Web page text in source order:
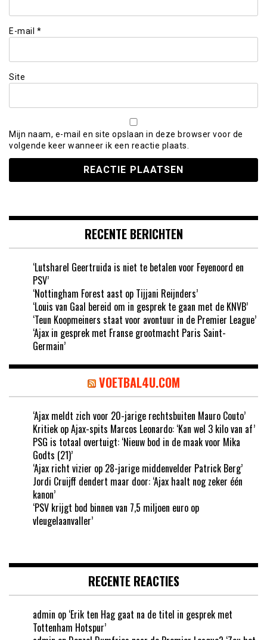
E-mail *
Site
Mijn naam, e-mail en site opslaan in deze browser voor de
volgende keer wanneer ik een reactie plaats.
RECENTE BERICHTEN
‘Lutsharel Geertruida is niet te betalen voor Feyenoord en
PSV’
‘Nottingham Forest aast op Tijjani Reijnders’
‘Louis van Gaal bereid om in gesprek te gaan met de KNVB’
‘Teun Koopmeiners staat voor avontuur in de Premier League’
‘Ajax in gesprek met Franse grootmacht Paris Saint-
Germain’
VOETBAL4U.COM
‘Ajax meldt zich voor 20-jarige rechtsbuiten Mauro Couto’
Kritiek op Ajax-spits Marcos Leonardo: ‘Kan wel 3 kilo van af’
PSG is totaal overtuigt: ‘Nieuw bod in de maak voor Mika
Godts (21)’
‘Ajax richt vizier op 28-jarige middenvelder Patrick Berg’
Jordi Cruijff dendert maar door: ‘Ajax haalt nog zeker één
kanon’
‘PSV krijgt bod binnen van 7,5 miljoen euro op
vleugelaanvaller’
RECENTE REACTIES
admin op ‘Erik ten Hag gaat na de titel in gesprek met
Tottenham Hotspur’